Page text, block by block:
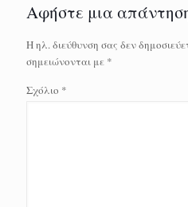
Αφήστε μια
Η ηλ. διεύθυνση σας δεν
σημειώνονται με *
Σχόλιο *